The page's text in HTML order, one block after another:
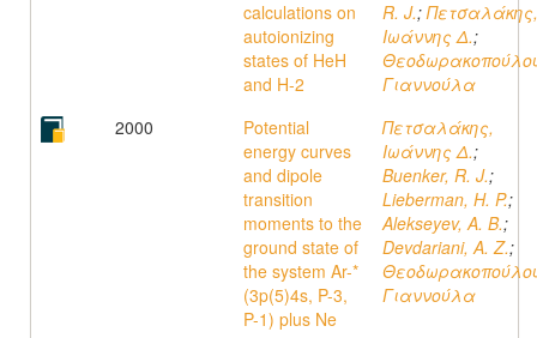
calculations on
autoionizing
states of HeH
and H-2
R. J.;Πετσαλάκης,
Ιωάννης Δ.;
Γιαννούλα
2000
Potential
energy curves
and dipole
transition
moments to the
ground state of
the system Ar-*
(3p(5)4s, P-3,
P-1) plus Ne
Πετσαλάκης,
Ιωάννης Δ.;
Buenker, R. J.;
Lieberman, H. P.;
Alekseyev, A. B.;
Devdariani, A. Z.;
Γιαννούλα